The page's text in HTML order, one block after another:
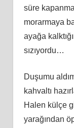
süre
morarmaya
ayağa
sızıyordu…
Duşumu
kahvaltı
Halen külçe
yarağından